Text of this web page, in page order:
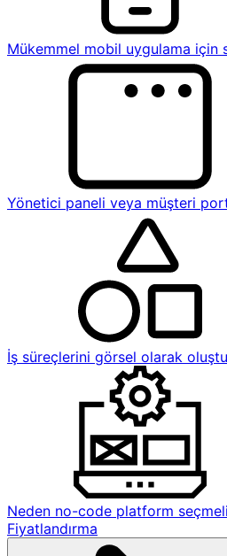
Mükemmel mobil uygulama için
Yönetici paneli veya müşteri
İş süreçlerini görsel olarak
Neden no-code platform
Fiyatlandırma